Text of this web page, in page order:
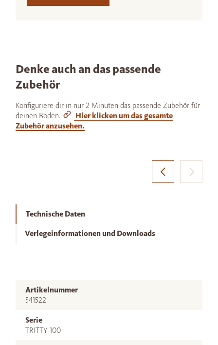
Denke auch an das passende
Zubehör
Konfiguriere dir in nur 2 Minuten das passende Zubehör für
deinen Boden.
Hier klicken um das gesamte
Zubehör anzusehen.
Technische Daten
Verlegeinformationen und Downloads
Artikelnummer
541522
Serie
TRITTY 100